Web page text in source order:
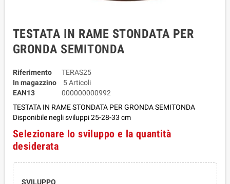
TESTATA IN RAME STONDATA PER
GRONDA SEMITONDA
Riferimento
TERAS25
In magazzino
5 Articoli
EAN13
000000000992
TESTATA IN RAME STONDATA PER GRONDA SEMITONDA
Disponibile negli sviluppi 25-28-33 cm
Selezionare lo sviluppo e la quantità
desiderata
SVILUPPO